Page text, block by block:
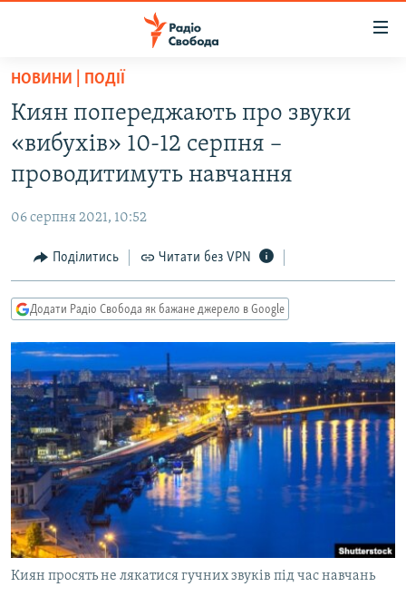
Перейти
основного
матеріалу
до
основної
навігації
Перейти
до
пошуку
ВСЕ ЗА ДОБУ
СТАТТІ
ЕКОНОМІКА
СУСПІЛЬСТВО
УКРАЇНА
СВІТ
РОСІЙСЬКА «ФІЛЬТРАЦІЯ»
ДОНБАС.РЕАЛІЇ
ТИ ЯК?
СХЕМИ
КИТАЙ.ВИКЛИКИ
МУЛЬТИМЕДІА
ФОТО
СПЕЦПРОЄКТИ
ПОДКАСТИ
КРИМ РЕАЛІЇ
НОВИНИ | ПОДІЇ
Киян попереджають про звуки
«вибухів» 10-12 серпня –
проводитимуть навчання
06 серпня 2021, 10:52
Поділитись Читати без VPN
Додати Радіо Свобода як бажане джерело в Google
Киян просять не лякатися гучних звуків під час навчань